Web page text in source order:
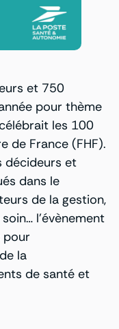
et 750
pour thème
les 100
de France (FHF).
décideurs et
dans le
de la gestion,
l’évènement
pour
la
de santé et